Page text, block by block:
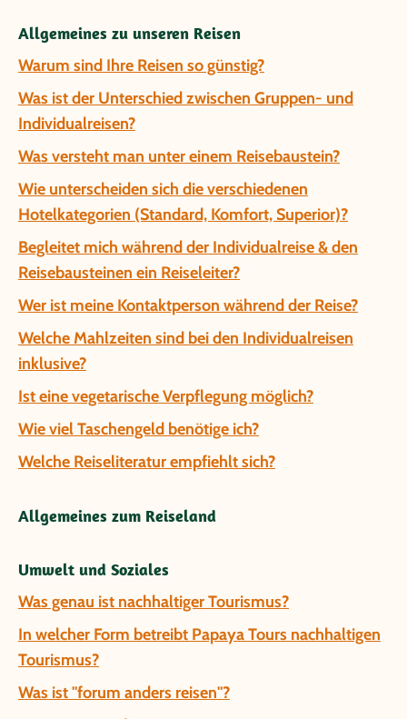
Allgemeines zu unseren Reisen
Warum sind Ihre Reisen so günstig?
Was ist der Unterschied zwischen Gruppen- und
Individualreisen?
Was versteht man unter einem Reisebaustein?
Wie unterscheiden sich die verschiedenen
Hotelkategorien (Standard, Komfort, Superior)?
Begleitet mich während der Individualreise & den
Reisebausteinen ein Reiseleiter?
Wer ist meine Kontaktperson während der Reise?
Welche Mahlzeiten sind bei den Individualreisen
inklusive?
Ist eine vegetarische Verpflegung möglich?
Wie viel Taschengeld benötige ich?
Welche Reiseliteratur empfiehlt sich?
Allgemeines zum Reiseland
Umwelt und Soziales
Was genau ist nachhaltiger Tourismus?
In welcher Form betreibt Papaya Tours nachhaltigen
Tourismus?
Was ist "forum anders reisen"?